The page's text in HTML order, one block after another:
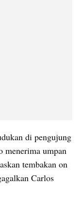
di pengujung
menerima umpan
tembakan on
Carlos